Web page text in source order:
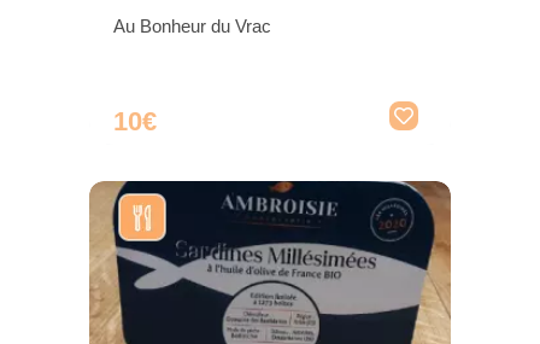
Au Bonheur du Vrac
10€